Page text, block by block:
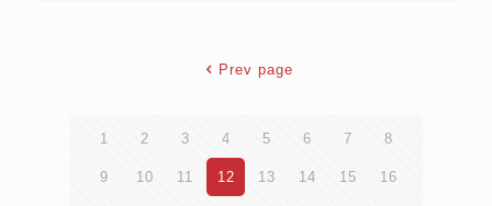
Prev page
1 2 3 4 5 6 7 8
9 10 11 12 13 14 15 16